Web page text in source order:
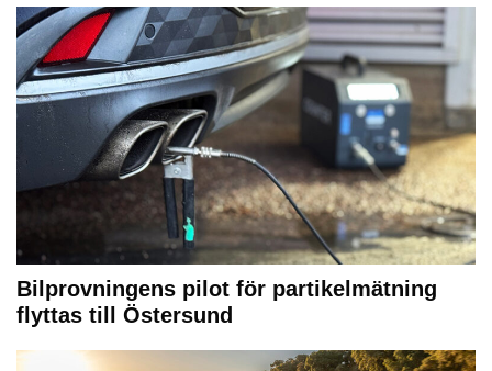
Bilprovningens pilot för partikelmätning
flyttas till Östersund